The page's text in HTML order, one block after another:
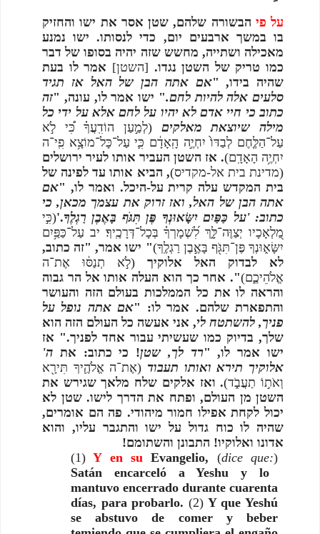
על פי הבשורה שלהם, שטן אסר את ישו והחזיק
בו במשך ארבעים יום, כדי לנסותו. ישו נמנע
מאכילה ושתייה, מחשש שזה יהיה בסופו של דבר
כמו טריק של השטן נגדו. [השטן] אמר לו בעת
שהיה בידו, "אם אתה הבן של האל אז תגיד
סלעים אלה להיות לחם." ישו אמר לו, עונה, "זה
כתוב כי חיי אדם לא יהיו על לחם אלא על ידי כל
מילה שיוצאת מאלקים
(לְמַ֣עַן הוֹדִֽעֲךָ֗ כִּ֠י לֹ֣א
עַל־הַלֶּ֤חֶם לְבַדּוֹ֙ יִחְיֶ֣ה הָֽאָדָ֔ם כִּ֛י עַל־כָּל־מוֹצָ֥א פִֽי־ה
יִחְיֶ֥ה הָאָדָֽם). אז השטן העביר אותו לעיר ירושלים
(מדינת בית אל-מקדיס), הביא אותו עד לפינה של
בית המקדש עלה קרית על-היכל. ואמר לו, "אם
אתה הבן של האל, ואז זרוק את עצמך מכאן, כי
כתוב: 'על כַּפַּיִם יִשָּׂאוּנְךָ פֶּן תִּגֹּף בָּאֶבֶן רַגְלֶךָ.'(כִּ֣י
מַ֭לְאָכָיו יְצַוֶּה־לָּ֑ךְ לִ֝שְׁמָרְךָ֗ בְּכָל־דְּרָכֶֽיךָ׃ יב עַל־כַּפַּ֥יִם
יִשָּׂא֑וּנְךָ פֶּן־תִּגֹּ֖ף בָּאֶ֣בֶן רַגְלֶֽךָ)" ישו אמר, "זה כתוב,
לא לבדוק האל אלוקיך (לֹ֣א תְנַסּ֔וּ אֶת־ה
אֱלֹהֵיכֶ֑ם)". אחר כך הוא העלה אותו אל הר גבוה
והראה לו את כל הממלכות בעולם הזה והעושר
והתפארת שלהם. אמר לו: "אם אתה נופל על
פניך, להשתטח לי, אני אעשה כל העולם הזה הוא
שלך, בדיוק כמו שעשיתי עבור אחד לפניך." אז
ישו אמר לו, "רד לך, שטן! כי כתוב: את ה'
אלוקיך תירא ואותו תעבוד (אֶת־ה אֱלֹהֶ֛יךָ תִּירָ֖א
וְאֹת֣וֹ תַעֲבֹ֑ד). ואז אלקים שלח מלאך שגירש את
השטן מן העולם, ופתח את הדרך לישו. שטן לא
יכול לקחת אפילו חמור מיהודי. פה הם אומרים,
שהיה לו כוח גדול על ישו והתגבר עליו, והוא
אדונו ואלוקיו! התבונן והשתומם!
(1) Y en su Evangelio, (dice que:)
Satán encarceló a Yeshu y lo
mantuvo encerrado durante cuarenta
días, para probarlo. (2) Y que Yeshú
se abstuvo de comer y beber